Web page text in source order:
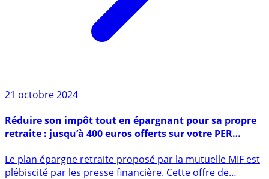
21 octobre 2024
retraite : jusqu’à 400 euros offerts sur votre PER
assurance MIF